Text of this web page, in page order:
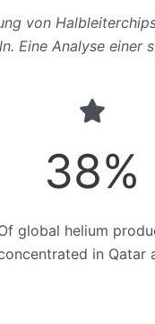
von
Eine Analyse einer
38%
global helium
in Qatar